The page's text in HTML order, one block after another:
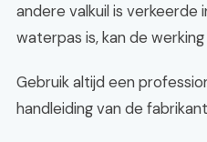
andere valkuil is verkeerde
waterpas is, kan de
Gebruik altijd een
handleiding van de